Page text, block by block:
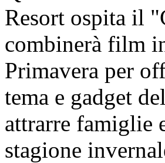
Resort ospita il
combinerà film
Primavera per
tema e gadget
attrarre famiglie
stagione